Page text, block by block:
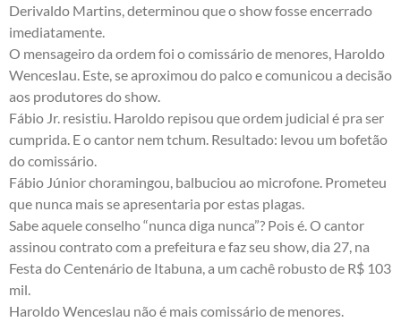
Derivaldo Martins, determinou que o show fosse encerrado
imediatamente.
O mensageiro da ordem foi o comissário de menores, Haroldo
Wenceslau. Este, se aproximou do palco e comunicou a decisão
aos produtores do show.
Fábio Jr. resistiu. Haroldo repisou que ordem judicial é pra ser
cumprida. E o cantor nem tchum. Resultado: levou um bofetão
do comissário.
Fábio Júnior choramingou, balbuciou ao microfone. Prometeu
que nunca mais se apresentaria por estas plagas.
Sabe aquele conselho “nunca diga nunca”? Pois é. O cantor
assinou contrato com a prefeitura e faz seu show, dia 27, na
Festa do Centenário de Itabuna, a um cachê robusto de R$ 103
mil.
Haroldo Wenceslau não é mais comissário de menores.